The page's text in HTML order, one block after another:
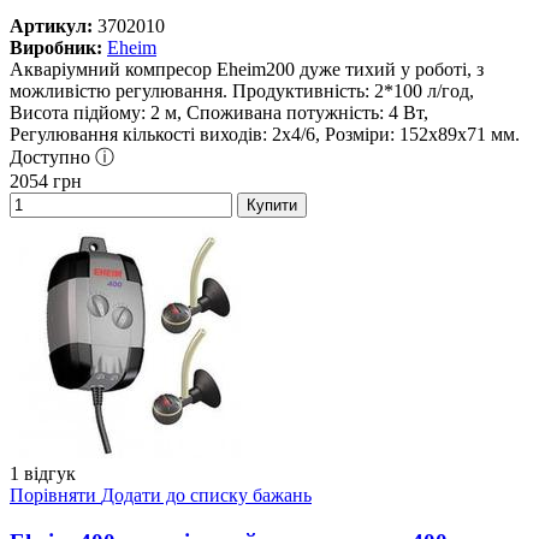
Артикул: 3702010
Виробник: Eheim
Акваріумний компресор Eheim200 дуже тихий у роботі, з
можливістю регулювання. Продуктивність: 2*100 л/год,
Висота підйому: 2 м, Споживана потужність: 4 Вт,
Регулювання кількості виходів: 2x4/6, Розміри: 152x89x71 мм.
Доступно ⓘ
2054 грн
Купити
1 відгук
Порівняти Додати до списку бажань